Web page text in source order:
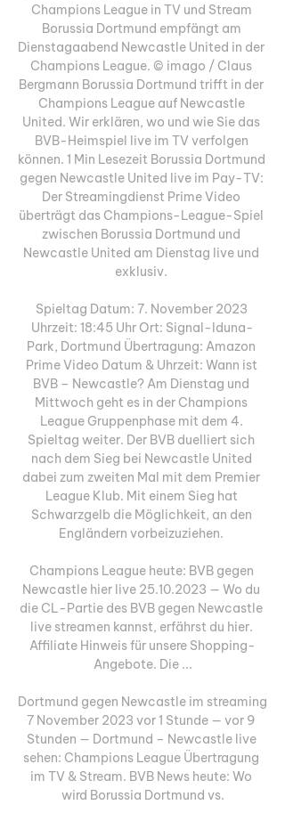
Champions League in TV und Stream
Borussia Dortmund empfängt am
Dienstagaabend Newcastle United in der
Champions League. © imago / Claus
Bergmann Borussia Dortmund trifft in der
Champions League auf Newcastle
United. Wir erklären, wo und wie Sie das
BVB-Heimspiel live im TV verfolgen
können. 1 Min Lesezeit Borussia Dortmund
gegen Newcastle United live im Pay-TV:
Der Streamingdienst Prime Video
überträgt das Champions-League-Spiel
zwischen Borussia Dortmund und
Newcastle United am Dienstag live und
exklusiv.
Spieltag Datum: 7. November 2023
Uhrzeit: 18:45 Uhr Ort: Signal-Iduna-
Park, Dortmund Übertragung: Amazon
Prime Video Datum & Uhrzeit: Wann ist
BVB – Newcastle? Am Dienstag und
Mittwoch geht es in der Champions
League Gruppenphase mit dem 4.
Spieltag weiter. Der BVB duelliert sich
nach dem Sieg bei Newcastle United
dabei zum zweiten Mal mit dem Premier
League Klub. Mit einem Sieg hat
Schwarzgelb die Möglichkeit, an den
Engländern vorbeizuziehen.
Champions League heute: BVB gegen
Newcastle hier live 25.10.2023 — Wo du
die CL-Partie des BVB gegen Newcastle
live streamen kannst, erfährst du hier.
Affiliate Hinweis für unsere Shopping-
Angebote. Die ...
Dortmund gegen Newcastle im streaming
7 November 2023 vor 1 Stunde — vor 9
Stunden — Dortmund – Newcastle live
sehen: Champions League Übertragung
im TV & Stream. BVB News heute: Wo
wird Borussia Dortmund vs.